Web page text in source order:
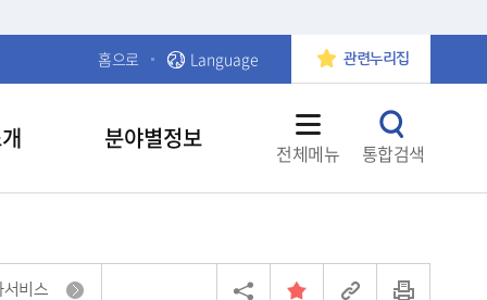
홈으로 Language 관련누리집
분야별정보 전체메뉴 통합검색
서비스